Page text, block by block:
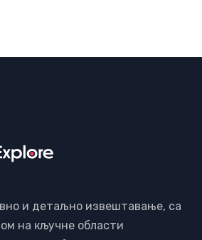
и детаљно извештавање, са
на кључне области